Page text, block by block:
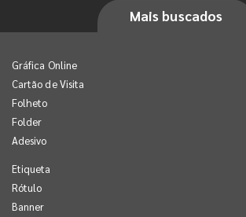
Mais buscados
Gráfica Online
Cartão de Visita
Folheto
Folder
Adesivo
Etiqueta
Rótulo
Banner